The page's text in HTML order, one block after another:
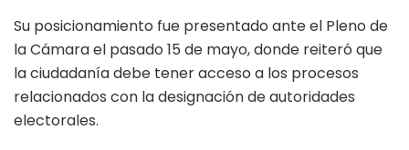
Su posicionamiento fue presentado ante el Pleno de
la Cámara el pasado 15 de mayo, donde reiteró que
la ciudadanía debe tener acceso a los procesos
relacionados con la designación de autoridades
electorales.